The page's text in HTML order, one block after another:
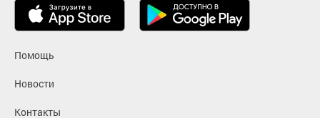
Помощь
Новости
Контакты